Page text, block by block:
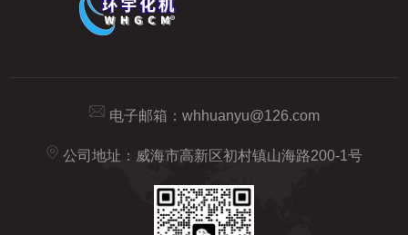
电子邮箱： whhuanyu@126.com
公司地址：威海市高新区初村镇山海路200-1号